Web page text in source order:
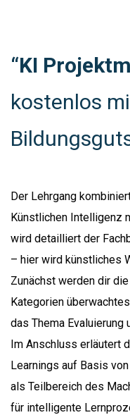
“KI
kostenlos
Der Lehrgang
Künstlichen Intelligenz
wird detailliert der
– hier wird künstliches
Zunächst werden dir
Kategorien
das Thema Evaluierung
Im Anschluss erläutert
Learnings auf Basis
als Teilbereich des
für intelligente